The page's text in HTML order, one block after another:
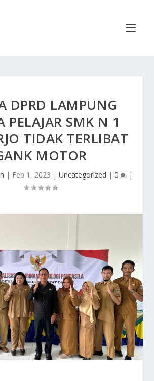
DPRD LAMPUNG
PELAJAR SMK N 1
TIDAK TERLIBAT
MOTOR
| Feb 1, 2023 | Uncategorized | 0 |